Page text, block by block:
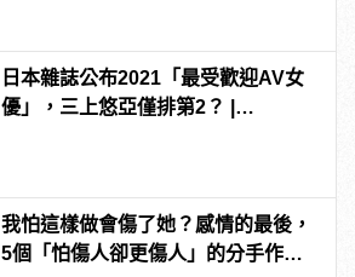
日本雜誌公布2021「最受歡迎AV女
優」，三上悠亞僅排第2？ |
我怕這樣做會傷了她？感情的最後，
5個「怕傷人卻更傷人」的分手作為 |